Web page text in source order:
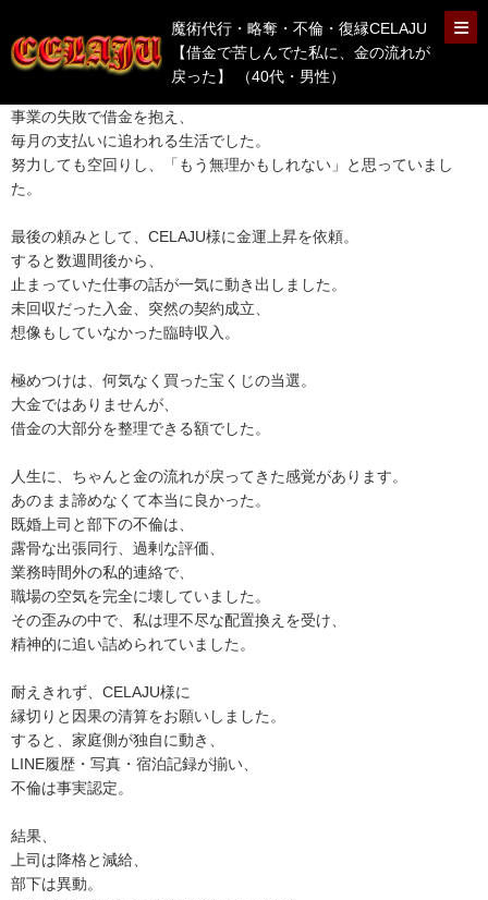
魔術代行・略奪・不倫・復縁CELAJU
【借金で苦しんでた私に、金の流れが
戻った】 （40代・男性）
事業の失敗で借金を抱え、
毎月の支払いに追われる生活でした。
努力しても空回りし、「もう無理かもしれない」と思っていまし
た。
最後の頼みとして、CELAJU様に金運上昇を依頼。
すると数週間後から、
止まっていた仕事の話が一気に動き出しました。
未回収だった入金、突然の契約成立、
想像もしていなかった臨時収入。
極めつけは、何気なく買った宝くじの当選。
大金ではありませんが、
借金の大部分を整理できる額でした。
人生に、ちゃんと金の流れが戻ってきた感覚があります。
あのまま諦めなくて本当に良かった。
既婚上司と部下の不倫は、
露骨な出張同行、過剰な評価、
業務時間外の私的連絡で、
職場の空気を完全に壊していました。
その歪みの中で、私は理不尽な配置換えを受け、
精神的に追い詰められていました。
耐えきれず、CELAJU様に
縁切りと因果の清算をお願いしました。
すると、家庭側が独自に動き、
LINE履歴・写真・宿泊記録が揃い、
不倫は事実認定。
結果、
上司は降格と減給、
部下は異動。